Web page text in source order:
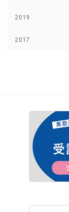
2019
2017